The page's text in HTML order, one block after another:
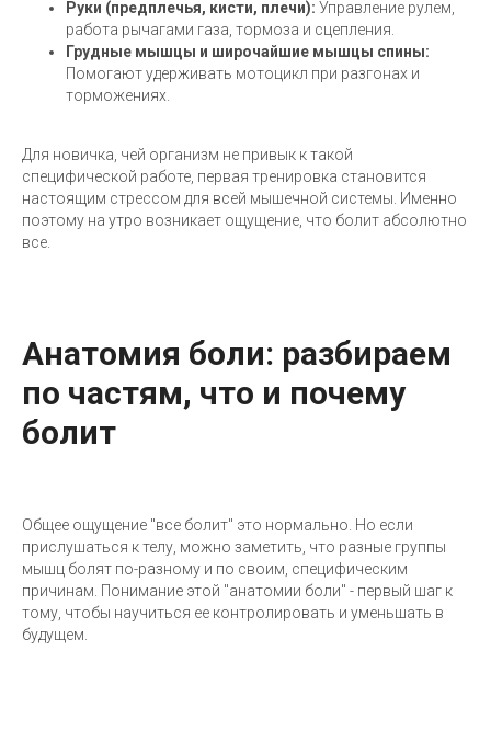
Руки (предплечья, кисти, плечи): Управление рулем,
работа рычагами газа, тормоза и сцепления.
Грудные мышцы и широчайшие мышцы спины:
Помогают удерживать мотоцикл при разгонах и
торможениях.
Для новичка, чей организм не привык к такой
специфической работе, первая тренировка становится
настоящим стрессом для всей мышечной системы. Именно
поэтому на утро возникает ощущение, что болит абсолютно
все.
Анатомия боли: разбираем
по частям, что и почему
болит
Общее ощущение "все болит" это нормально. Но если
прислушаться к телу, можно заметить, что разные группы
мышц болят по-разному и по своим, специфическим
причинам. Понимание этой "анатомии боли" - первый шаг к
тому, чтобы научиться ее контролировать и уменьшать в
будущем.